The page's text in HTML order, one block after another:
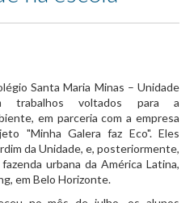
Santa Maria Minas – Unidade
trabalhos voltados para a
em parceria com a empresa
"Minha Galera faz Eco". Eles
da Unidade, e, posteriormente,
urbana da América Latina,
em Belo Horizonte.